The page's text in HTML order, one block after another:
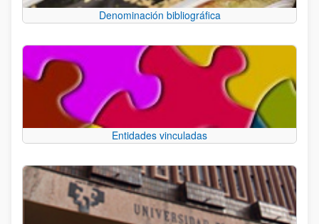
Denominación bibliográfica
Entidades vinculadas